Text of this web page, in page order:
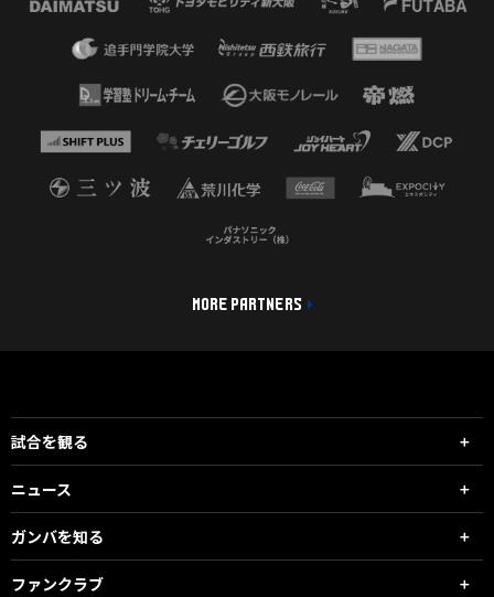
MORE PARTNERS
試合を観る
ニュース
ガンバを知る
ファンクラブ